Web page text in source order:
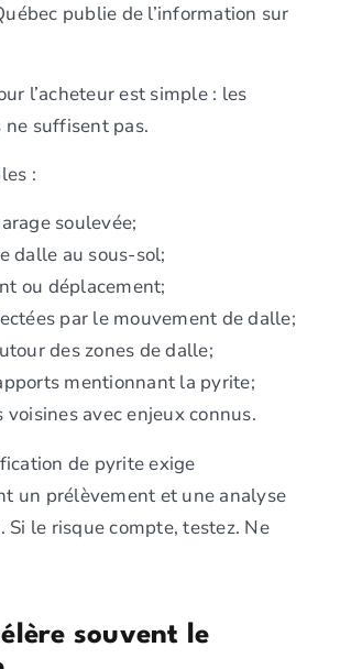
publie de l’information sur
l’acheteur est simple : les
ne suffisent pas.
:
soulevée;
dalle au sous-sol;
ou déplacement;
par le mouvement de dalle;
des zones de dalle;
mentionnant la pyrite;
voisines avec enjeux connus.
de pyrite exige
un prélèvement et une analyse
Si le risque compte, testez. Ne
souvent le